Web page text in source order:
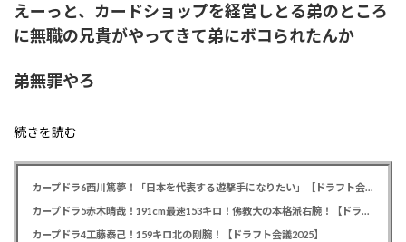
えーっと、カードショップを経営しとる弟のところ
に無職の兄貴がやってきて弟にボコられたんか
弟無罪やろ
続きを読む
カープドラ6西川篤夢！「日本を代表する遊撃手になりたい」【ドラフト会議2025】
カープドラ5赤木晴哉！191cm最速153キロ！佛教大の本格派右腕！【ドラフト会議2025】
カープドラ4工藤泰己！159キロ北の剛腕！【ドラフト会議2025】